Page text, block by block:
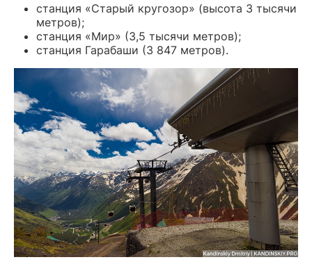
станция «Старый кругозор» (высота 3 тысячи
метров);
станция «Мир» (3,5 тысячи метров);
станция Гарабаши (3 847 метров).